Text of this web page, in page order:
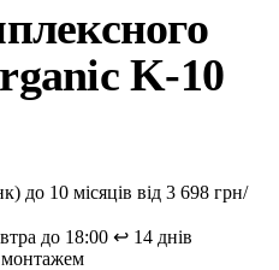
K-10
до 10 місяців від 3 698 грн/
до 18:00 ↩️ 14 днів